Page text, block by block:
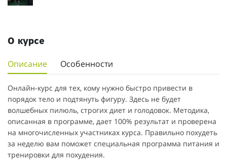
О курсе
Описание Особенности
Онлайн-курс для тех, кому нужно быстро привести в
порядок тело и подтянуть фигуру. Здесь не будет
волшебных пилюль, строгих диет и голодовок. Методика,
описанная в программе, дает 100% результат и проверена
на многочисленных участниках курса. Правильно похудеть
за неделю вам поможет специальная программа питания и
тренировки для похудения.